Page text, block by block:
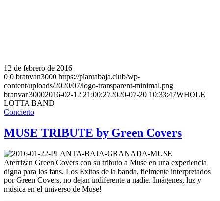
12 de febrero de 2016
0 0 branvan3000 https://plantabaja.club/wp-
content/uploads/2020/07/logo-transparent-minimal.png
branvan30002016-02-12 21:00:272020-07-20 10:33:47WHOLE
LOTTA BAND
Concierto
MUSE TRIBUTE by Green Covers
Aterrizan Green Covers con su tributo a Muse en una experiencia
digna para los fans. Los Èxitos de la banda, fielmente interpretados
por Green Covers, no dejan indiferente a nadie. Imágenes, luz y
música en el universo de Muse!